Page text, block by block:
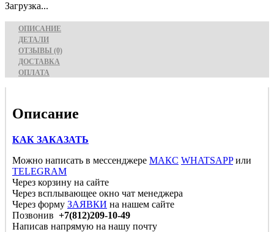
Загрузка...
ОПИСАНИЕ
ДЕТАЛИ
ОТЗЫВЫ (0)
ДОСТАВКА
ОПЛАТА
Описание
КАК ЗАКАЗАТЬ
Можно написать в мессенджере МАКС WHATSAPPили
TELEGRAM
Через корзину на сайте
Через всплывающее окно чат менеджера
Через форму ЗАЯВКИ на нашем сайте
Позвонив +7(812)209-10-49
Написав напрямую на нашу почту